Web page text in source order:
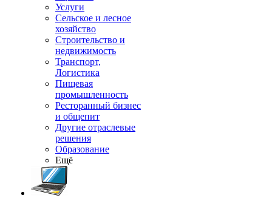
Услуги
Сельское и лесное
хозяйство
Строительство и
недвижимость
Транспорт,
Логистика
Пищевая
промышленность
Ресторанный бизнес
и общепит
Другие отраслевые
решения
Образование
Ещё